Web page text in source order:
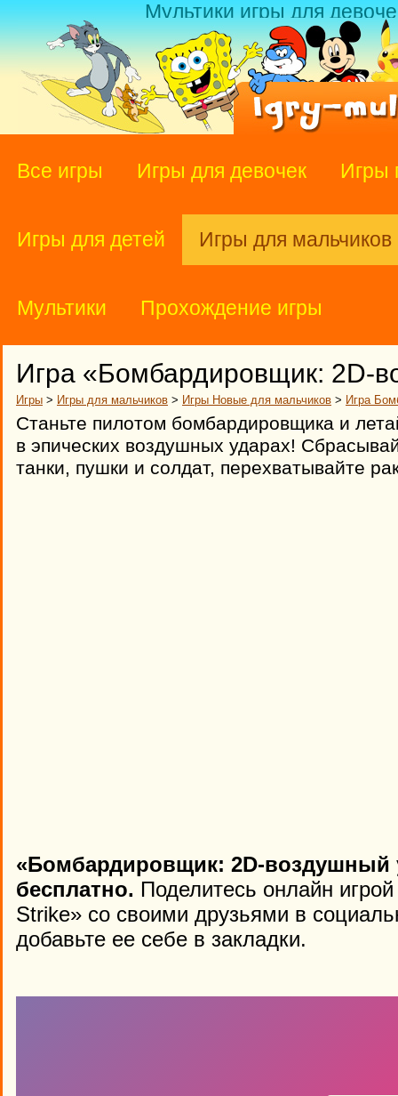
Мультики игры для
Все игры Игры для девочек Игры
Игры для детей Игры для мальчиков
Мультики Прохождение игры
Игра «Бомбардировщик: 2D-
Игры > Игры для мальчиков > Игры Новые для мальчиков > Игра
Станьте пилотом бомбардировщика и
в эпических воздушных ударах!
танки, пушки и солдат, перехватывайте
«Бомбардировщик: 2D-воздушный
бесплатно. Поделитесь онлайн
Strike» со своими друзьями в
добавьте ее себе в закладки.